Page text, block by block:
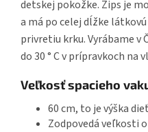
detskej pokožke. Zips je
a má po celej dĺžke
privretiu krku. Vyrábame v
do 30 ° C v prípravkoch na
Veľkosť spacieho
60 cm, to je výška
Zodpovedá veľkosti